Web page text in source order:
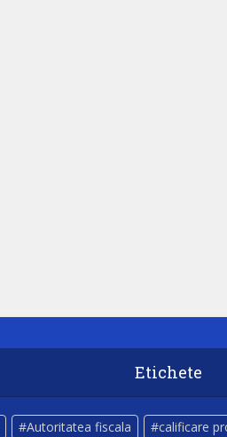
Etichete
Autoritatea fiscala calificare